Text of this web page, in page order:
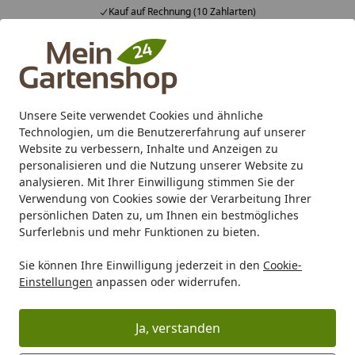
Unsere Seite verwendet Cookies und ähnliche
Technologien, um die Benutzererfahrung auf unserer
Website zu verbessern, Inhalte und Anzeigen zu
personalisieren und die Nutzung unserer Website zu
analysieren. Mit Ihrer Einwilligung stimmen Sie der
Verwendung von Cookies sowie der Verarbeitung Ihrer
persönlichen Daten zu, um Ihnen ein bestmögliches
Surferlebnis und mehr Funktionen zu bieten.
Sie können Ihre Einwilligung jederzeit in den Cookie-
Einstellungen anpassen oder widerrufen.
Ja, verstanden
Kauf auf Rechnung (10 Zahlarten)
Alle Produkte
Mein Konto
Suchen
Karibu Pools inkl. gratis Sandfilteranlage & Pool-
Starterset (Gesamtwert bis 468,99€)
Startseite
Marken Vitavia Vitavia Gewächshäuser Vitavia
Vitavia Calypso
Ihre Artikelübersicht